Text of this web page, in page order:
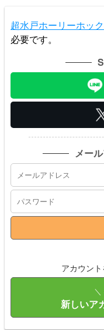
超水戸ホーリーホッ
必要です。
メー
アカウン
＼
新しいア